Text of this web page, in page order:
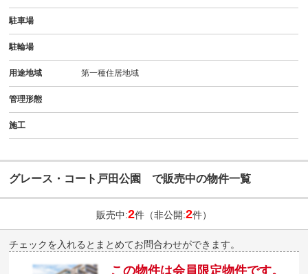
駐車場
駐輪場
用途地域 第一種住居地域
管理形態
施工
グレース・コート戸田公園 で販売中の物件一覧
販売中:2件（非公開:2件）
チェックを入れるとまとめてお問合わせができます。
この物件は会員限定物件です。